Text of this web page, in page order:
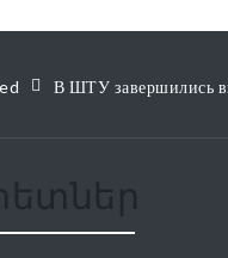
В ШТУ завершились